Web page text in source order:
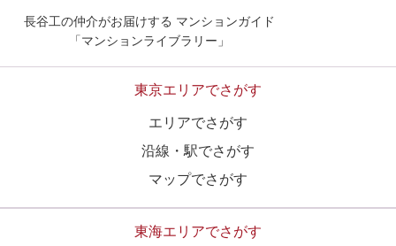
長谷工の仲介がお届けする マンションガイド
「マンションライブラリー」
東京エリアでさがす
エリアでさがす
沿線・駅でさがす
マップでさがす
東海エリアでさがす